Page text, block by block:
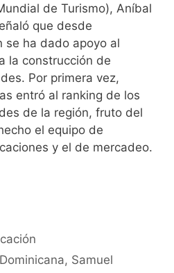
de Turismo), Aníbal
que desde
se ha dado apoyo al
la construcción de
Por primera vez,
entró al ranking de los
de la región, fruto del
el equipo de
y el de mercadeo.
, Samuel